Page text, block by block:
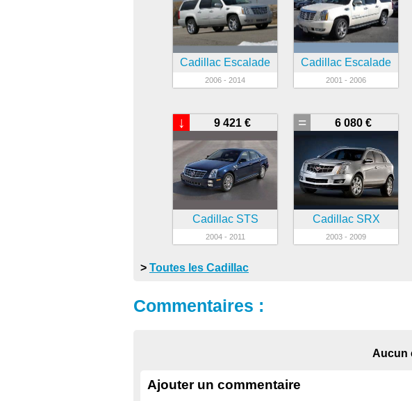
Cadillac Escalade
2006 - 2014
Cadillac Escalade
2001 - 2006
9 421 €
↓
Cadillac STS
2004 - 2011
6 080 €
=
Cadillac SRX
2003 - 2009
> Toutes les Cadillac
Commentaires :
Aucun
Ajouter un commentaire